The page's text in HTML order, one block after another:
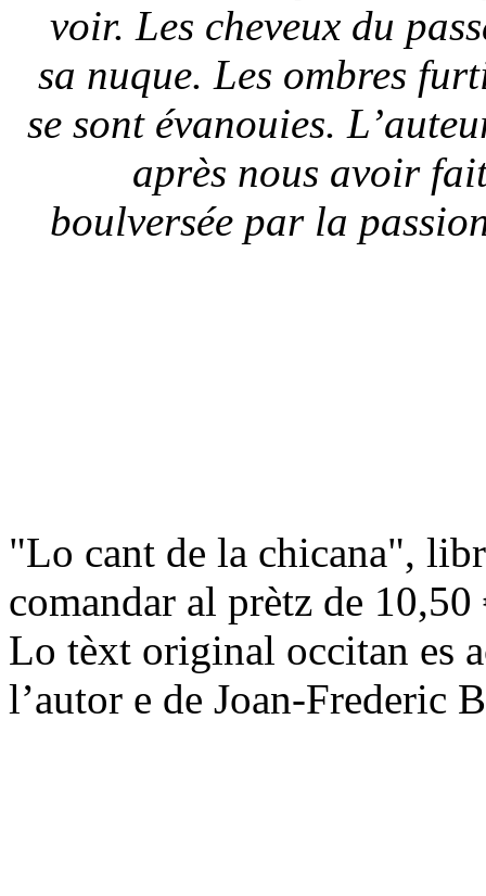
voir. Les cheveux du
sa nuque. Les ombres
se sont évanouies.
après nous avoir
boulversée par la
"Lo cant de la chicana",
comandar al prètz de
Lo tèxt original occitan es
l’autor e de Joan-Frederic